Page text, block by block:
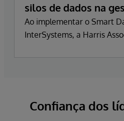
silos de dados na
Ao implementar o Smart
InterSystems, a Harris
silos de dados, reduzindo
Confiança dos